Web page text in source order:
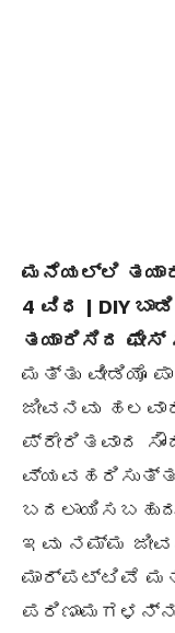
ಮನೆಯಲ್ಲಿ
4 ವಿಧ | DIY
ತಯಾರಿಸಿದ
ಮತ್ತು ವೀಡಿಯೊ
ಜೀವನವು
ಪ್ರೇರಿತವಾದ
ಇವು ನಮ್ಮ
ಮಾರ್ಪಟ್ಟಿವೆ